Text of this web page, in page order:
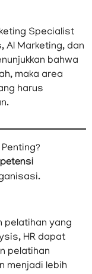
Specialist
AI Marketing, dan
bahwa
maka area
harus
pelatihan yang
HR dapat
pelatihan
menjadi lebih